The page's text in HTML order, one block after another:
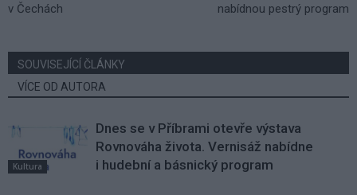
v Čechách
nabídnou pestrý program
SOUVISEJÍCÍ ČLÁNKY
VÍCE OD AUTORA
Kultura
Dnes se v Příbrami otevře výstava
Rovnováha života. Vernisáž nabídne
i hudební a básnický program